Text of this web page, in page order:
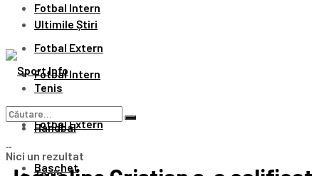
Fotbal Intern
Fotbal Extern
Tenis
Handbal
Baschet
Ultimile Știri
Fotbal Intern
Fotbal Extern
Nici un rezultat